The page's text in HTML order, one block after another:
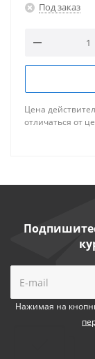
Под заказ
Цена
отличаться от
Нажимая на